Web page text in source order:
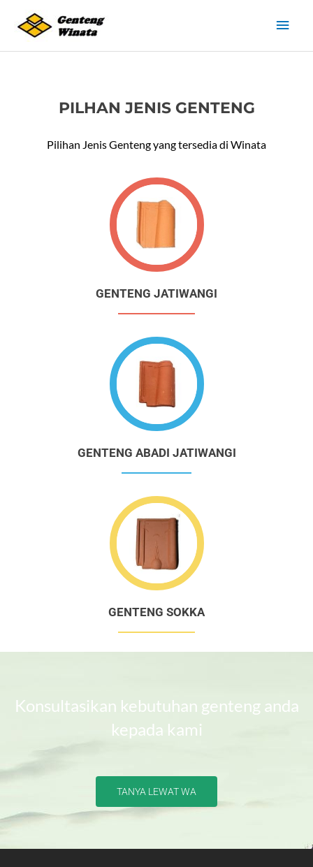
konten
PILHAN JENIS GENTENG
Pilihan Jenis Genteng yang tersedia di Winata
GENTENG JATIWANGI
GENTENG ABADI JATIWANGI
GENTENG SOKKA
Konsultasikan kebutuhan genteng anda
kepada kami
TANYA LEWAT WA